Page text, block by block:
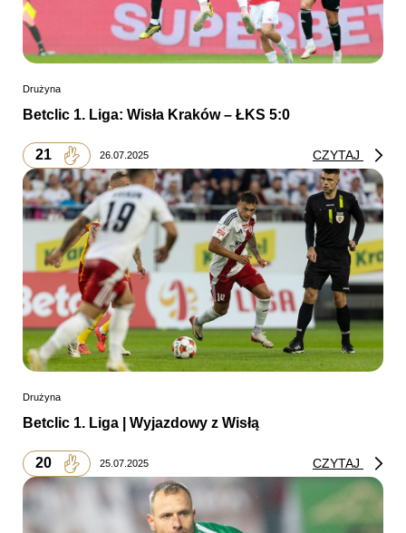
Drużyna
Betclic 1. Liga: Wisła Kraków – ŁKS 5:0
21 26.07.2025 CZYTAJ
Drużyna
Betclic 1. Liga | Wyjazdowy z Wisłą
20 25.07.2025 CZYTAJ